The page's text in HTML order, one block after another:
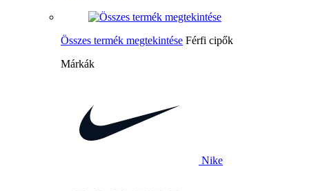
Összes termék megtekintése Férfi cipők
Márkák
Nike